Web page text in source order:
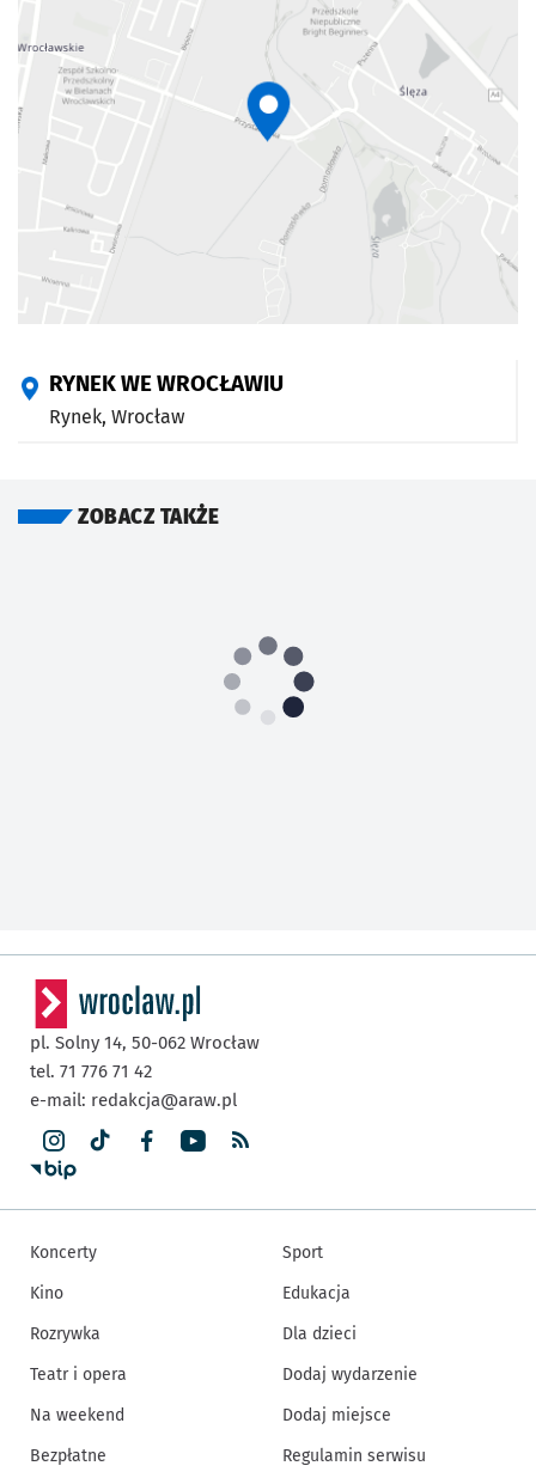
RYNEK WE WROCŁAWIU
Rynek, Wrocław
ZOBACZ TAKŻE
pl. Solny 14, 50-062 Wrocław
tel. 71 776 71 42
e-mail: redakcja@araw.pl
Koncerty
Kino
Rozrywka
Teatr i opera
Na weekend
Bezpłatne
Sport
Edukacja
Dla dzieci
Dodaj wydarzenie
Dodaj miejsce
Regulamin serwisu